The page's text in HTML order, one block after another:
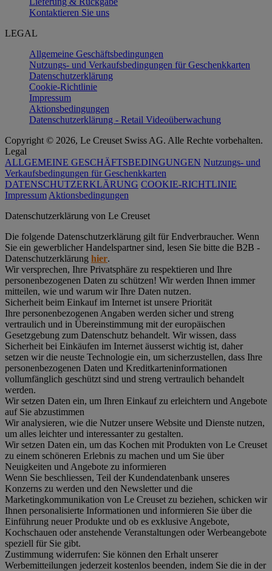
Kontaktieren Sie uns
LEGAL
Allgemeine Geschäftsbedingungen
Nutzungs- und Verkaufsbedingungen für Geschenkkarten
Datenschutzerklärung
Cookie-Richtlinie
Impressum
Aktionsbedingungen
Datenschutzerklärung - Retail Videoüberwachung
Copyright © 2026, Le Creuset Swiss AG. Alle Rechte vorbehalten.
Legal
ALLGEMEINE GESCHÄFTSBEDINGUNGEN Nutzungs- und
Verkaufsbedingungen für Geschenkkarten
DATENSCHUTZERKLÄRUNG COOKIE-RICHTLINIE
Impressum Aktionsbedingungen
Datenschutz­erklärung von Le Creuset
Die folgende Datenschutzerklärung gilt für Endverbraucher. Wenn
Sie ein gewerblicher Handelspartner sind, lesen Sie bitte die B2B -
Datenschutzerklärung hier.
Wir versprechen, Ihre Privatsphäre zu respektieren und Ihre
personenbezogenen Daten zu schützen! Wir werden Ihnen immer
mitteilen, wie und warum wir Ihre Daten nutzen.
Sicherheit beim Einkauf im Internet ist unsere Priorität
Ihre personenbezogenen Angaben werden sicher und streng
vertraulich und in Übereinstimmung mit der europäischen
Gesetzgebung zum Datenschutz behandelt. Wir wissen, dass
Sicherheit bei Einkäufen im Internet äusserst wichtig ist, daher
setzen wir die neuste Technologie ein, um sicherzustellen, dass Ihre
personenbezogenen Daten und Kreditkarteninformationen
vollumfänglich geschützt sind und streng vertraulich behandelt
werden.
Wir setzen Daten ein, um Ihren Einkauf zu erleichtern und Angebote
auf Sie abzustimmen
Wir analysieren, wie die Nutzer unsere Website und Dienste nutzen,
um alles leichter und interessanter zu gestalten.
Wir setzen Daten ein, um das Kochen mit Produkten von Le Creuset
zu einem schöneren Erlebnis zu machen und um Sie über
Neuigkeiten und Angebote zu informieren
Wenn Sie beschliessen, Teil der Kundendatenbank unseres
Konzerns zu werden und den Newsletter und die
Marketingkommunikation von Le Creuset zu beziehen, schicken wir
Ihnen personalisierte Informationen und informieren Sie über die
Einführung neuer Produkte und ob es exklusive Angebote,
Kochschauen oder anstehende Veranstaltungen oder Werbeangebote
speziell für Sie gibt.
Zustimmung widerrufen: Sie können den Erhalt unserer
Werbemitteilungen jederzeit kostenlos beenden, indem Sie die in der